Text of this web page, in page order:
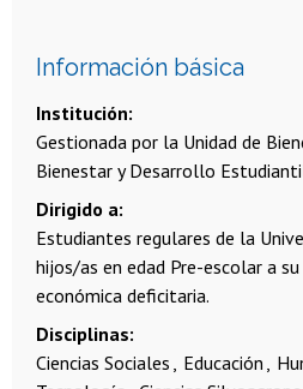
Información básica
Institución
Gestionada por la Unidad de
Bienestar y Desarrollo
Dirigido a
Estudiantes regulares de la
hijos/as en edad Pre-escolar a
económica deficitaria.
Disciplinas
Ciencias Sociales
Educación